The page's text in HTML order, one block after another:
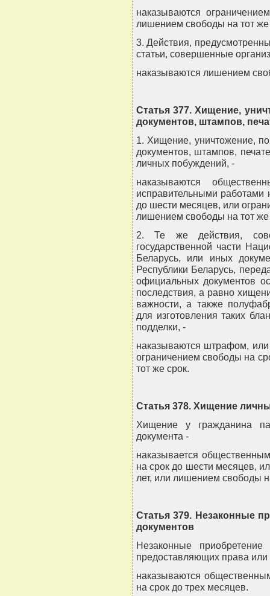
наказываются
лишением свободы на тот же
3. Действия,
статьи, совершенные
наказываются лишением
Статья 377. Хищение,
документов, штампов,
1. Хищение, уничтожение,
документов, штампов,
личных побуждений, -
наказываются
исправительными работами
до шести месяцев, или
лишением свободы на тот же
2. Те же действия,
государственной части
Беларусь, или иных
Республики Беларусь,
официальных документов
последствия, а равно
важности, а также
для изготовления таких
подделки, -
наказываются штрафом,
ограничением свободы на
тот же срок.
Статья 378. Хищение
Хищение у гражданина
документа -
наказывается
на срок до шести месяцев,
лет, или лишением свободы
Статья 379. Незаконные
документов
Незаконные
предоставляющих права
наказываются
на срок до трех месяцев.